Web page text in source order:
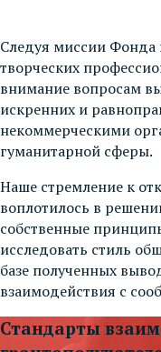
Следуя миссии
творческих
внимание вопросам
искренних и
некоммерческими
гуманитарной сферы.
Наше стремление к
воплотилось в
собственные
исследовать стиль
базе полученных
взаимодействия с
Стандарты